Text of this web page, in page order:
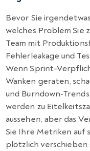
Bevor Sie
welches Problem Sie
Team mit
Fehlerleakage und
Wenn Sprint-
Wanken geraten,
und Burndown-
werden zu
aussehen, aber das
Sie Ihre Metriken auf
plötzlich verschieben